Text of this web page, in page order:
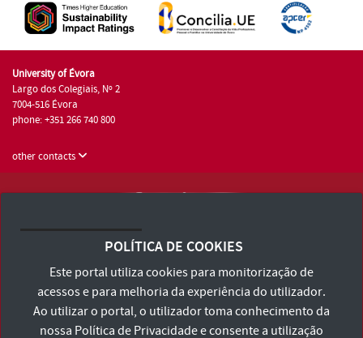
University of Évora
Largo dos Colegiais, Nº 2
7004-516 Évora
phone: +351 266 740 800
other contacts
Terms and Conditions and Privacy Policy
Accessibility Statement
POLÍTICA DE COOKIES
Este portal utiliza cookies para monitorização de
acessos e para melhoria da experiência do utilizador.
Ao utilizar o portal, o utilizador toma conhecimento da
nossa Política de Privacidadee consente a utilização